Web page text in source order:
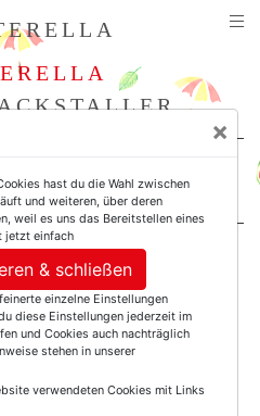
Not Girls.
französischen
×
hast du die Wahl zwischen
und weiteren, über deren
weil es uns das Bereitstellen eines
jetzt einfach
& schließen
einzelne Einstellungen
diese Einstellungen jederzeit im
und Cookies auch nachträglich
stehen in unserer
verwendeten Cookies mit Links